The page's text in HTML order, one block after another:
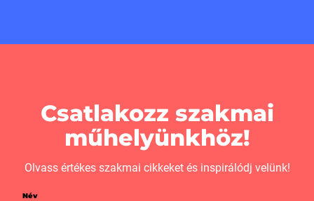
Csatlakozz szakmai
műhelyünkhöz!
Olvass értékes szakmai cikkeket és inspirálódj velünk!
Név